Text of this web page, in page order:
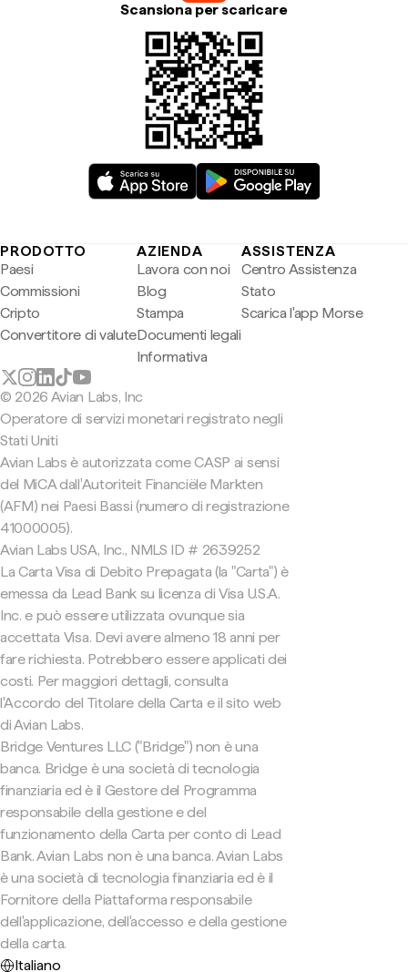
Scansiona per scaricare
PRODOTTO
Paesi
Commissioni
Cripto
Convertitore di valute
AZIENDA
Lavora con noi
Blog
Stampa
Documenti legali
Informativa
ASSISTENZA
Centro Assistenza
Stato
Scarica l'app Morse
© 2026 Avian Labs, Inc
Operatore di servizi monetari registrato negli
Stati Uniti
Avian Labs è autorizzata come CASP ai sensi
del MiCA dall'Autoriteit Financiële Markten
(AFM) nei Paesi Bassi (numero di registrazione
41000005).
Avian Labs USA, Inc., NMLS ID # 2639252
La Carta Visa di Debito Prepagata (la "Carta") è
emessa da Lead Bank su licenza di Visa U.S.A.
Inc. e può essere utilizzata ovunque sia
accettata Visa. Devi avere almeno 18 anni per
fare richiesta. Potrebbero essere applicati dei
costi. Per maggiori dettagli, consulta
l'Accordo del Titolare della Carta e il sito web
di Avian Labs.
Bridge Ventures LLC ("Bridge") non è una
banca. Bridge è una società di tecnologia
finanziaria ed è il Gestore del Programma
responsabile della gestione e del
funzionamento della Carta per conto di Lead
Bank. Avian Labs non è una banca. Avian Labs
è una società di tecnologia finanziaria ed è il
Fornitore della Piattaforma responsabile
dell'applicazione, dell'accesso e della gestione
della carta.
Italiano